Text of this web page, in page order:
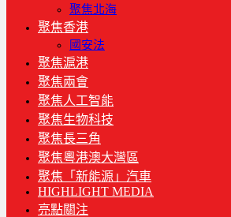
聚焦北海
聚焦香港
國安法
聚焦滬港
聚焦兩會
聚焦人工智能
聚焦生物科技
聚焦長三角
聚焦粵港澳大灣區
聚焦「新能源」汽車
HIGHLIGHT MEDIA
亮點關注